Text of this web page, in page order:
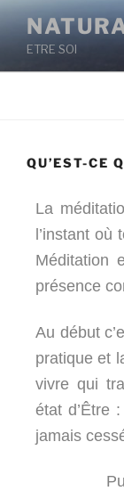
ETRE SOI
QU’EST-CE
La
l’instant où
Méditation
présence
Au début
pratique et
vivre qui
état d’Être
jamais